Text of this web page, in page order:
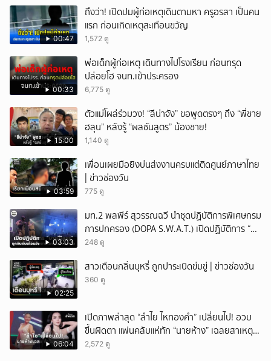
00:47
ถึงว่า! เปิดปมผู้ก่อเหตุเดินตามหา ครูอรสา เป็นคน
แรก ก่อนเกิดเหตุสะเทือนขวัญ
1,572 ดู
00:33
พ่อเด็กผู้ก่อเหตุ เดินทางไปโรงเรียน ก่อนทรุด
ปล่อยโฮ จนท.เข้าประครอง
6,775 ดู
15:00
ตัวแม่โผล่ร่วมวง! “ลีน่าจัง” ขอพูดตรงๆ ถึง “พี่ชาย
ฮลุน” หลังรู้ “ผลชันสูตร” น้องชาย!
1,140 ดู
03:59
เพื่อนเผยมือยิงบ่นส่งงานครบแต่ติดศูนย์ภาษาไทย
| ข่าวช่องวัน
775 ดู
03:03
มท.2 พลพีร์ สุวรรณฉวี นำชุดปฏิบัติการพิเศษกรม
การปกครอง (DOPA S.W.A.T.) เปิดปฏิบัติการ “บา
รมีโสธร” บุกจับผับเถื่อนอัพยา กลางเมืองแปดริ้ว
248 ดู
02:25
สาวเตือนกลิ่นบุหรี่ ถูกปาระเบิดข่มขู่ | ข่าวช่องวัน
360 ดู
06:04
เปิดภาพล่าสุด “ลำไย ไหทองคำ” เปลี่ยนไป! อวบ
ขึ้นผิดตา แฟนคลับแห่ทัก “นายห้าง” เฉลยสาเหตุ
ชัด!
2,572 ดู